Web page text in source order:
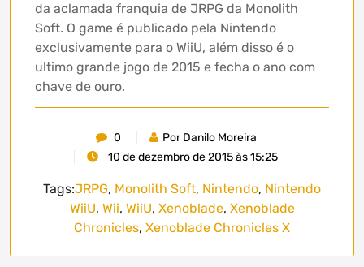
da aclamada franquia de JRPG da Monolith
Soft. O game é publicado pela Nintendo
exclusivamente para o WiiU, além disso é o
ultimo grande jogo de 2015 e fecha o ano com
chave de ouro.
0
Por Danilo Moreira
10 de dezembro de 2015 às 15:25
Tags:JRPG, Monolith Soft, Nintendo, Nintendo
WiiU, Wii, WiiU, Xenoblade, Xenoblade
Chronicles, Xenoblade Chronicles X